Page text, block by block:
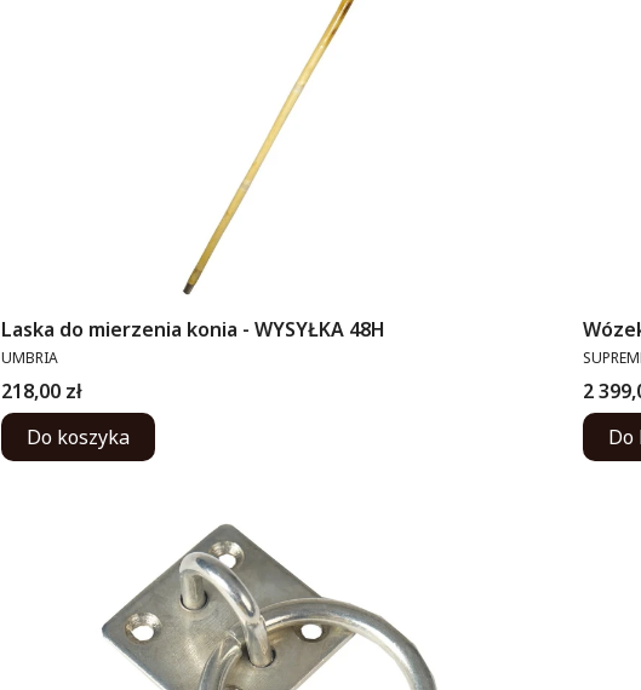
Laska do mierzenia konia - WYSYŁKA 48H
PRODUCENT
UMBRIA
Cena
218,00 zł
Do koszyka
Cena
2
Do